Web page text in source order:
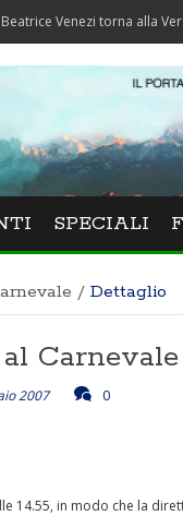
torna alla Versiliana
SPECIALI
/ Dettaglio
2007 0
14.55, in modo che la